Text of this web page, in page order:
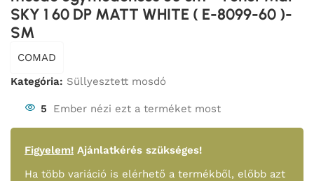
SKY 1 60 DP MATT WHITE ( E-8099-60 )-
SM
COMAD
Kategória: Süllyesztett mosdó
5 Ember nézi ezt a terméket most
Figyelem! Ajánlatkérés szükséges!
Ha több variáció is elérhető a termékből, előbb azt